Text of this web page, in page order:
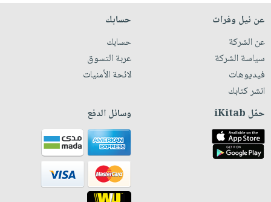
عن نيل وفرات
عن الشركة
سياسة الشركة
فيديوهات
انشر كتابك
حسابك
حسابك
عربة التسوق
لائحة الأمنيات
حمّل iKitab وسائل الدفع